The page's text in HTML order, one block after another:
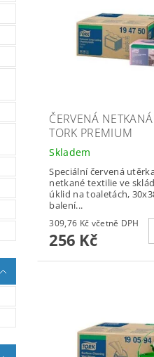
ČERVENÁ
TORK PREMIUM
Skladem
Speciální červená
netkané textilie ve
úklid na toaletách,
balení...
309,76 Kč včetně DPH
256 Kč